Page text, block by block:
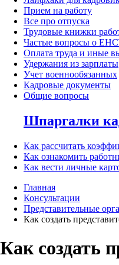
Прием на работу
Все про отпуска
Трудовые книжки
Частые вопросы о
Оплата труда и иные
Удержания из зарплаты
Учет военнообязанных
Кадровые документы
Общие вопросы
Шпаргалки
Как рассчитать
Как ознакомить
Как вести личные
Главная
Консультации
Представительные
Как создать
Как создать